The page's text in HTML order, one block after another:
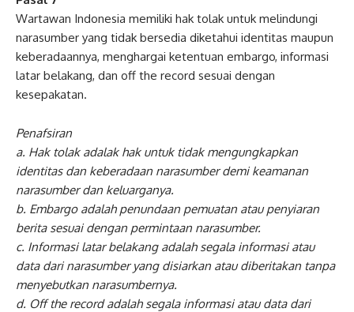
Wartawan Indonesia memiliki hak tolak untuk melindungi
narasumber yang tidak bersedia diketahui identitas maupun
keberadaannya, menghargai ketentuan embargo, informasi
latar belakang, dan off the record sesuai dengan
kesepakatan.
Penafsiran
a. Hak tolak adalak hak untuk tidak mengungkapkan
identitas dan keberadaan narasumber demi keamanan
narasumber dan keluarganya.
b. Embargo adalah penundaan pemuatan atau penyiaran
berita sesuai dengan permintaan narasumber.
c. Informasi latar belakang adalah segala informasi atau
data dari narasumber yang disiarkan atau diberitakan tanpa
menyebutkan narasumbernya.
d. Off the record adalah segala informasi atau data dari